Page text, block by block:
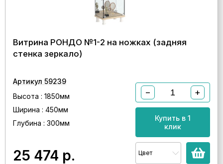
Витрина РОНДО №1-2 на ножках (задняя
стенка зеркало)
Артикул 59239
Высота : 1850мм
Ширина : 450мм
Глубина : 300мм
25 474 р.
− +
Купить в 1
клик
Цвет